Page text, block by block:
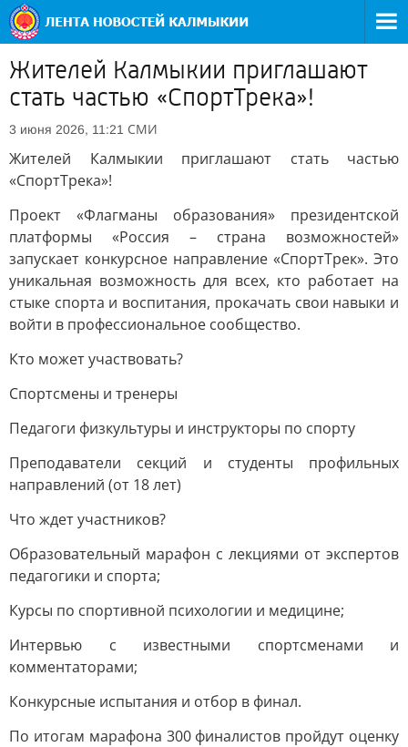
Жителей Калмыкии приглашают
стать частью «СпортТрека»!
3 июня 2026, 11:21 СМИ
Жителей Калмыкии приглашают стать частью
«СпортТрека»!
Проект «Флагманы образования» президентской
платформы «Россия – страна возможностей»
запускает конкурсное направление «СпортТрек». Это
уникальная возможность для всех, кто работает на
стыке спорта и воспитания, прокачать свои навыки и
войти в профессиональное сообщество.
Кто может участвовать?
Спортсмены и тренеры
Педагоги физкультуры и инструкторы по спорту
Преподаватели секций и студенты профильных
направлений (от 18 лет)
Что ждет участников?
Образовательный марафон с лекциями от экспертов
педагогики и спорта;
Курсы по спортивной психологии и медицине;
Интервью с известными спортсменами и
комментаторами;
Конкурсные испытания и отбор в финал.
По итогам марафона 300 финалистов пройдут оценку